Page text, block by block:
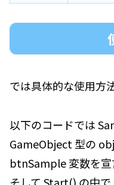
では具体的な使用方
以下のコードでは
GameObject 型の
btnSample 変数を宣
そして Start() の中